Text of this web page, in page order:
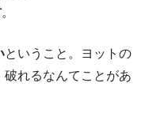
。
ということ。ヨットの
れるなんてことがあ